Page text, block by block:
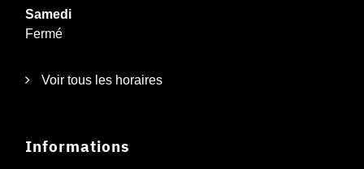
Samedi
Fermé
Voir tous les horaires
Informations